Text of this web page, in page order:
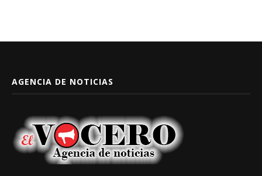
AGENCIA DE NOTICIAS